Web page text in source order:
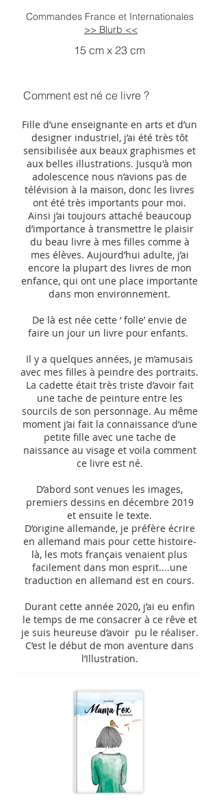
Commandes France et Internationales
>> Blurb <<
15 cm x 23 cm
Comment est né ce livre ?
Fille d’une enseignante en arts et d’un
designer industriel, j’ai été très tôt
sensibilisée aux beaux graphismes et
aux belles illustrations. Jusqu'à mon
adolescence nous n’avions pas de
télévision à la maison, donc les livres
ont été très importants pour moi.
Ainsi j’ai toujours attaché beaucoup
d’importance à transmettre le plaisir
du beau livre à mes filles comme à
mes élèves. Aujourd’hui adulte, j’ai
encore la plupart des livres de mon
enfance, qui ont une place importante
dans mon environnement.
De là est née cette ‘ folle’ envie de
faire un jour un livre pour enfants.
Il y a quelques années, je m’amusais
avec mes filles à peindre des portraits.
La cadette était très triste d’avoir fait
une tache de peinture entre les
sourcils de son personnage. Au même
moment j’ai fait la connaissance d’une
petite fille avec une tache de
naissance au visage et voila comment
ce livre est né.
D’abord sont venues les images,
premiers dessins en décembre 2019
et ensuite le texte.
D’origine allemande, je préfère écrire
en allemand mais pour cette histoire-
là, les mots français venaient plus
facilement dans mon esprit....une
traduction en allemand est en cours.
Durant cette année 2020, j’ai eu enfin
le temps de me consacrer à ce rêve et
je suis heureuse d’avoir pu le réaliser.
C’est le début de mon aventure dans
l’Illustration.